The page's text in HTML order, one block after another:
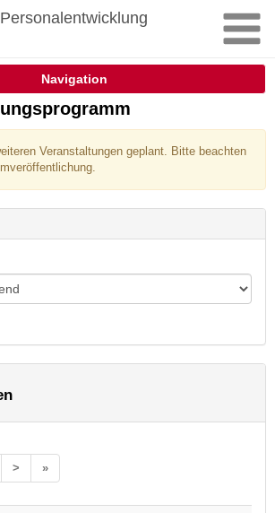
Personalentwicklung
Navigation
Veranstaltungen geplant. Bitte beachten
> »